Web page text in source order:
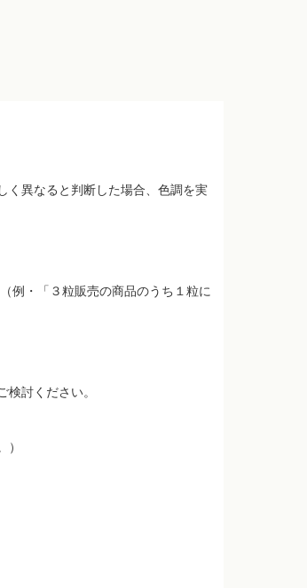
く異なると判断した場合、色調を実
例・「３粒販売の商品のうち１粒に
討ください。